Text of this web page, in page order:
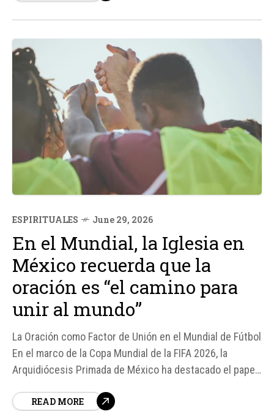
ESPIRITUALES June 29, 2026
En el Mundial, la Iglesia en
México recuerda que la
oración es “el camino para
unir al mundo”
La Oración como Factor de Unión en el Mundial de Fútbol
En el marco de la Copa Mundial de la FIFA 2026, la
Arquidiócesis Primada de México ha destacado el papel
personas más allá de sus diferencias.
READ MORE